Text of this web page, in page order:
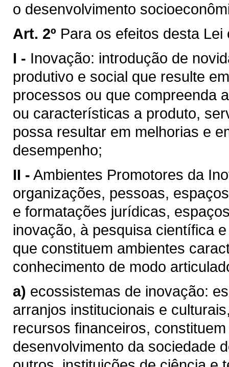
o desenvolvimento
Art. 2º Para os efeitos desta Lei
I - Inovação: introdução de
produtivo e social que resulte
processos ou que compreenda
ou características a produto,
possa resultar em melhorias e
desempenho;
II - Ambientes Promotores da
organizações, pessoas,
e formatações jurídicas,
inovação, à pesquisa científica
que constituem ambientes
conhecimento de modo
a) ecossistemas de inovação:
arranjos institucionais e
recursos financeiros,
desenvolvimento da sociedade